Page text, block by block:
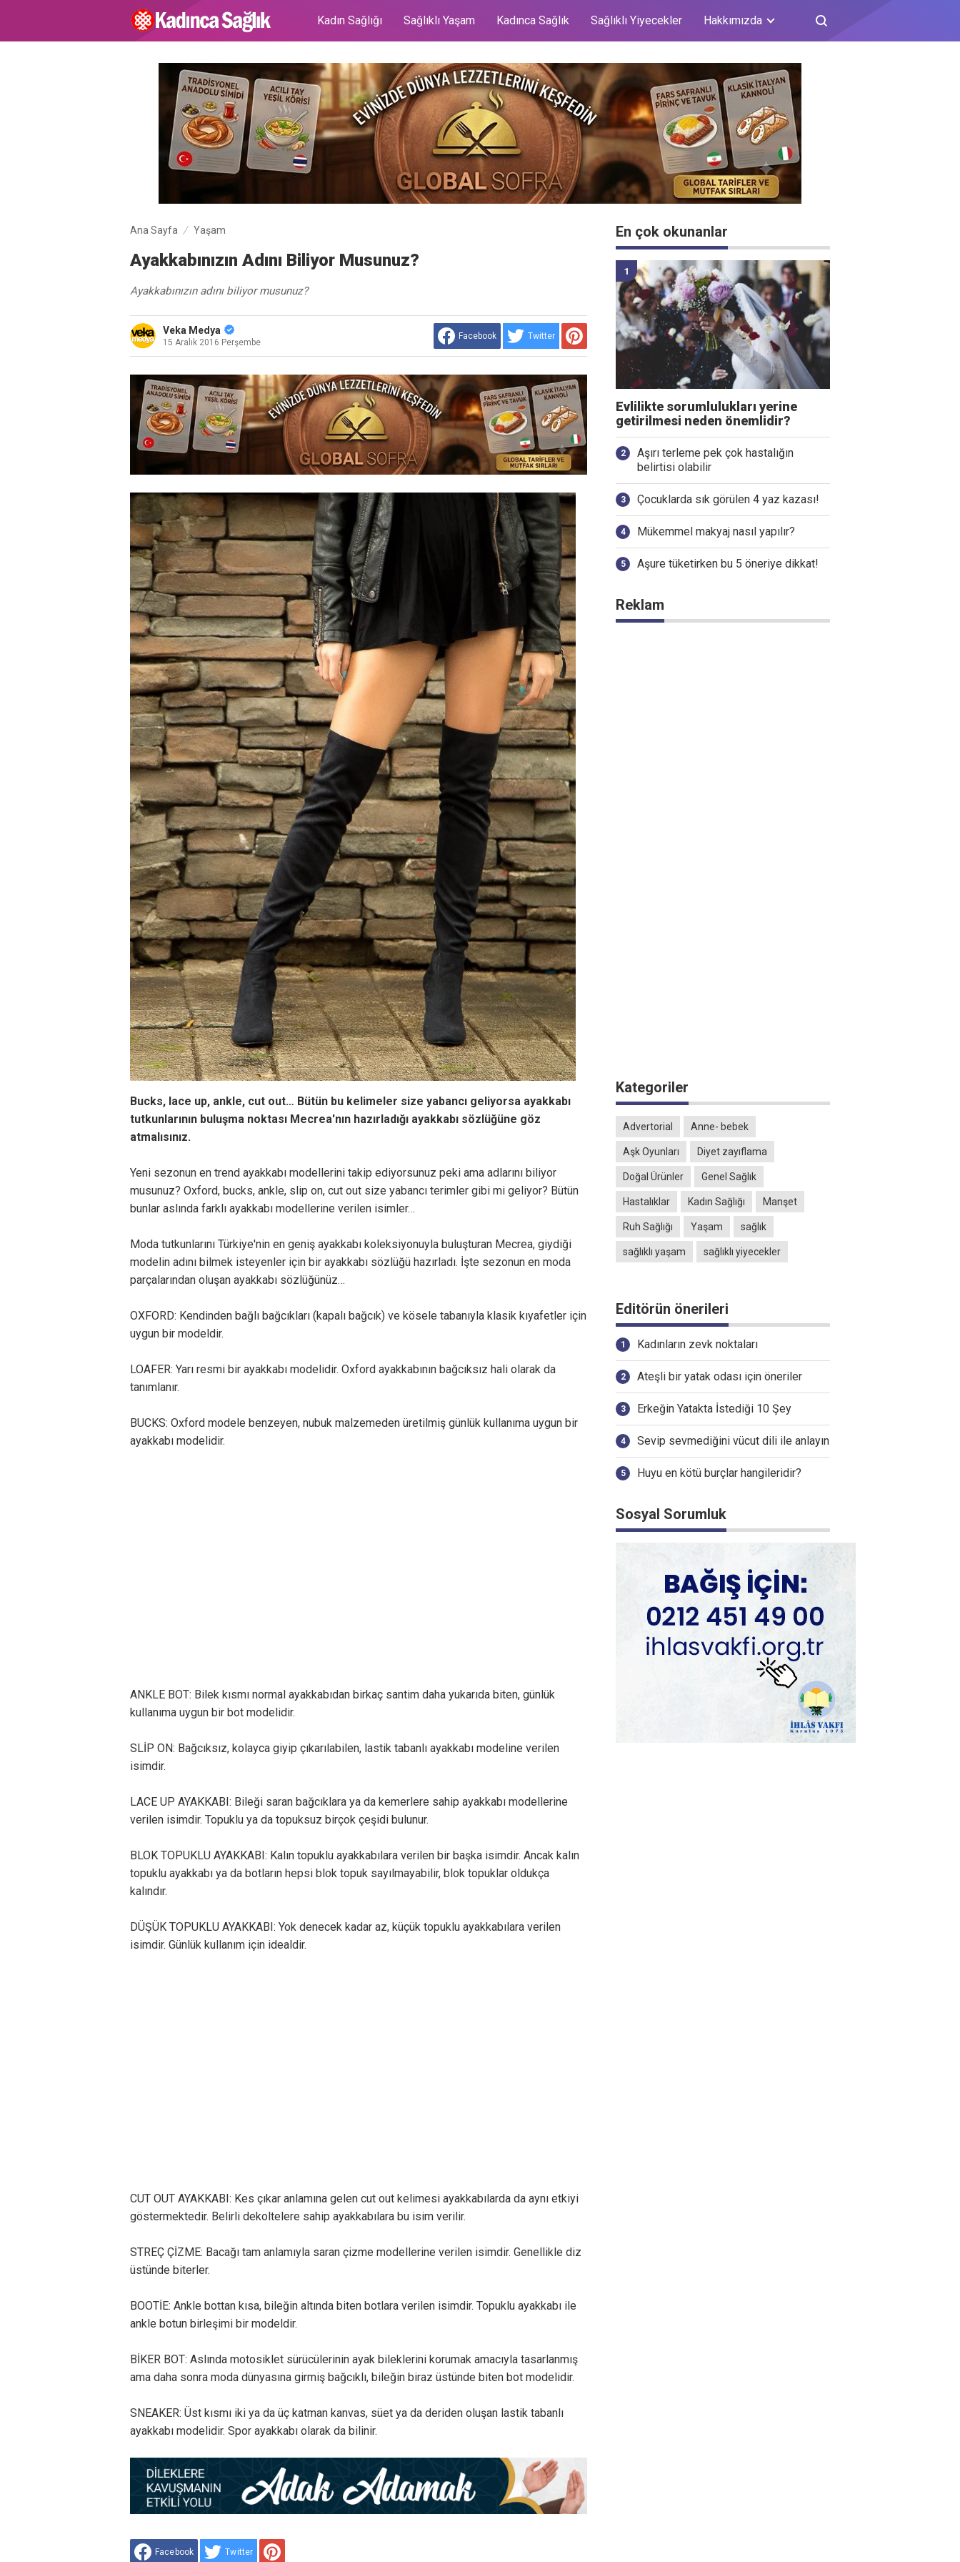
Kadın Sağlığı Sağlıklı Yaşam Kadınca Sağlık Sağlıklı Yiyecekler Hakkımızda
Ana Sayfa Yaşam
Ayakkabınızın Adını Biliyor Musunuz?
Ayakkabınızın adını biliyor musunuz?
Veka Medya
15 Aralık 2016 Perşembe
Facebook Twitter
Bucks, lace up, ankle, cut out… Bütün bu kelimeler size yabancı geliyorsa ayakkabı
tutkunlarının buluşma noktası Mecrea'nın hazırladığı ayakkabı sözlüğüne göz
atmalısınız.
Yeni sezonun en trend ayakkabı modellerini takip ediyorsunuz peki ama adlarını biliyor
musunuz? Oxford, bucks, ankle, slip on, cut out size yabancı terimler gibi mi geliyor? Bütün
bunlar aslında farklı ayakkabı modellerine verilen isimler…
Moda tutkunlarını Türkiye'nin en geniş ayakkabı koleksiyonuyla buluşturan Mecrea, giydiği
modelin adını bilmek isteyenler için bir ayakkabı sözlüğü hazırladı. İşte sezonun en moda
parçalarından oluşan ayakkabı sözlüğünüz…
OXFORD: Kendinden bağlı bağcıkları (kapalı bağcık) ve kösele tabanıyla klasik kıyafetler için
uygun bir modeldir.
LOAFER: Yarı resmi bir ayakkabı modelidir. Oxford ayakkabının bağcıksız hali olarak da
tanımlanır.
BUCKS: Oxford modele benzeyen, nubuk malzemeden üretilmiş günlük kullanıma uygun bir
ayakkabı modelidir.
ANKLE BOT: Bilek kısmı normal ayakkabıdan birkaç santim daha yukarıda biten, günlük
kullanıma uygun bir bot modelidir.
SLİP ON: Bağcıksız, kolayca giyip çıkarılabilen, lastik tabanlı ayakkabı modeline verilen
isimdir.
LACE UP AYAKKABI: Bileği saran bağcıklara ya da kemerlere sahip ayakkabı modellerine
verilen isimdir. Topuklu ya da topuksuz birçok çeşidi bulunur.
BLOK TOPUKLU AYAKKABI: Kalın topuklu ayakkabılara verilen bir başka isimdir. Ancak kalın
topuklu ayakkabı ya da botların hepsi blok topuk sayılmayabilir, blok topuklar oldukça
kalındır.
DÜŞÜK TOPUKLU AYAKKABI: Yok denecek kadar az, küçük topuklu ayakkabılara verilen
isimdir. Günlük kullanım için idealdir.
CUT OUT AYAKKABI: Kes çıkar anlamına gelen cut out kelimesi ayakkabılarda da aynı etkiyi
göstermektedir. Belirli dekoltelere sahip ayakkabılara bu isim verilir.
STREÇ ÇİZME: Bacağı tam anlamıyla saran çizme modellerine verilen isimdir. Genellikle diz
üstünde biterler.
BOOTİE: Ankle bottan kısa, bileğin altında biten botlara verilen isimdir. Topuklu ayakkabı ile
ankle botun birleşimi bir modeldir.
BİKER BOT: Aslında motosiklet sürücülerinin ayak bileklerini korumak amacıyla tasarlanmış
ama daha sonra moda dünyasına girmiş bağcıklı, bileğin biraz üstünde biten bot modelidir.
SNEAKER: Üst kısmı iki ya da üç katman kanvas, süet ya da deriden oluşan lastik tabanlı
ayakkabı modelidir. Spor ayakkabı olarak da bilinir.
Facebook Twitter
En çok okunanlar
Evlilikte sorumlulukları yerine
getirilmesi neden önemlidir?
Aşırı terleme pek çok hastalığın
belirtisi olabilir
Çocuklarda sık görülen 4 yaz kazası!
Mükemmel makyaj nasıl yapılır?
Aşure tüketirken bu 5 öneriye dikkat!
Reklam
Kategoriler
Advertorial Anne- bebek
Aşk Oyunları Diyet zayıflama
Doğal Ürünler Genel Sağlık
Hastalıklar Kadın Sağlığı Manşet
Ruh Sağlığı Yaşam sağlık
sağlıklı yaşam sağlıklı yiyecekler
Editörün önerileri
Kadınların zevk noktaları
Ateşli bir yatak odası için öneriler
Erkeğin Yatakta İstediği 10 Şey
Sevip sevmediğini vücut dili ile anlayın
Huyu en kötü burçlar hangileridir?
Sosyal Sorumluk